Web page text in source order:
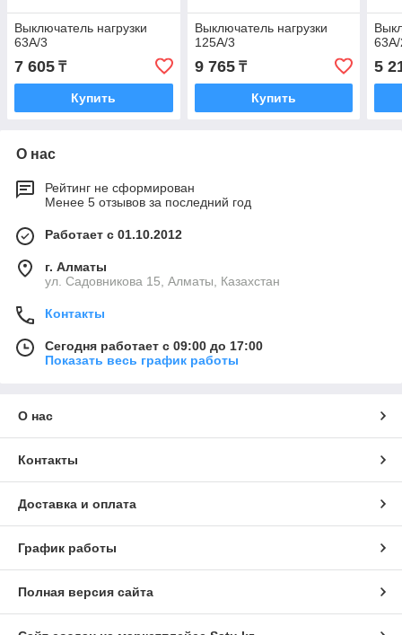
Выключатель нагрузки
63А/3
7 605 ₸
Купить
Выключатель нагрузки
125А/3
9 765₸
Купить
5
О нас
Рейтинг не сформирован
Менее 5 отзывов за последний год
Работает с 01.10.2012
г. Алматы
ул. Садовникова 15, Алматы, Казахстан
Контакты
Сегодня работает с 09:00 до 17:00
Показать весь график работы
О нас
Контакты
Доставка и оплата
График работы
Полная версия сайта